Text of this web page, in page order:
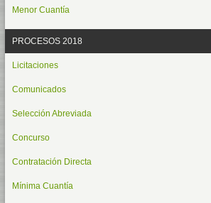
Menor Cuantía
PROCESOS 2018
Licitaciones
Comunicados
Selección Abreviada
Concurso
Contratación Directa
Mínima Cuantía